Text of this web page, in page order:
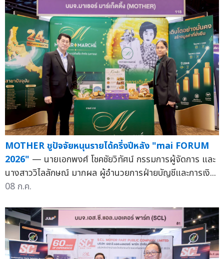
MOTHER ชูปัจจัยหนุนรายได้ครึ่งปีหลัง "mai FORUM
2026" — นายเอกพงศ์ โชคชัยวิทัศน์ กรรมการผู้จัดการ และ
นางสาววิไลลักษณ์ มากผล ผู้อำนวยการฝ่ายบัญชีและการเงิ...
08 ก.ค.